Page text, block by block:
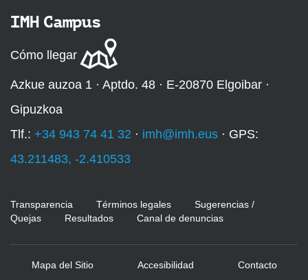
IMH Campus
Cómo llegar
Azkue auzoa 1 · Aptdo. 48 · E-20870 Elgoibar ·
Gipuzkoa
Tlf.: +34 943 74 41 32 · imh@imh.eus · GPS:
43.211483, -2.410533
Transparencia Términos legales
Sugerencias /
Quejas
Resultados Canal de denuncias
Mapa del Sitio Accesibilidad Contacto